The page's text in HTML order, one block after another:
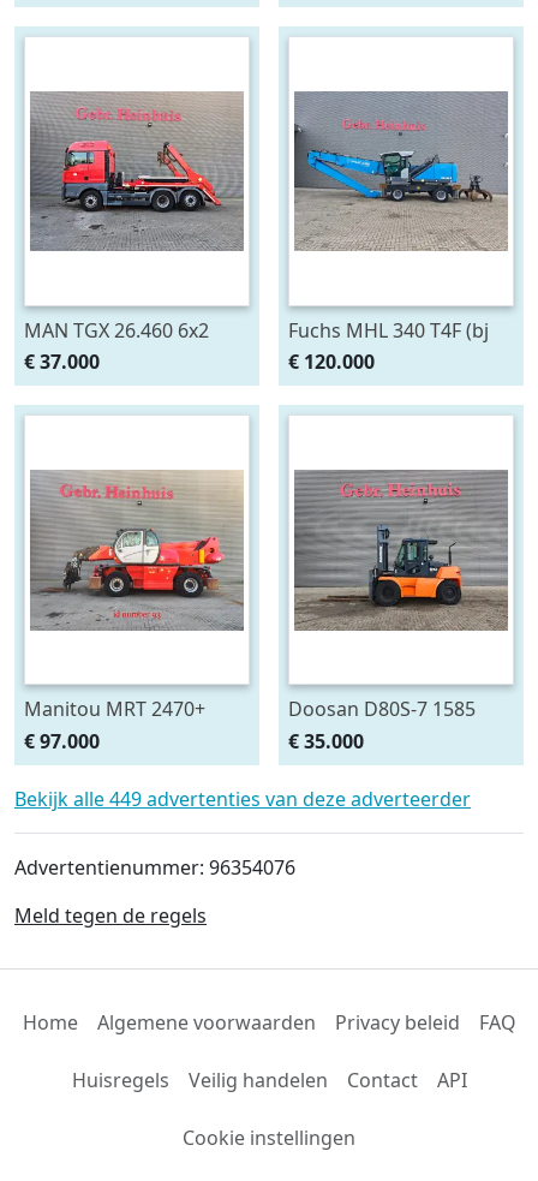
MAN TGX 26.460 6x2
Hyvalift SL2018TAZ (bj
2019, automaat)
€ 37.000
Fuchs MHL 340 T4F (bj
2018)
€ 120.000
Manitou MRT 2470+
Privilege Radio Remote
(bj 2018)
€ 97.000
Doosan D80S-7 1585
Hours! (bj 2015)
€ 35.000
Bekijk alle 449 advertenties van deze adverteerder
Advertentienummer: 96354076
Meld tegen de regels
Home Algemene voorwaarden Privacy beleid FAQ
Huisregels Veilig handelen Contact API
Cookie instellingen